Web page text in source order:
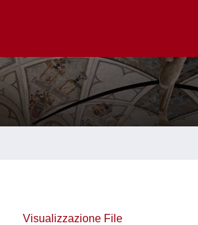
Visualizzazione File